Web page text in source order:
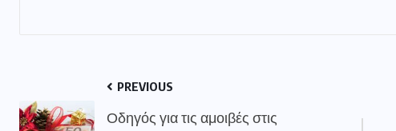
PREVIOUS
Οδηγός για τις αμοιβές στις